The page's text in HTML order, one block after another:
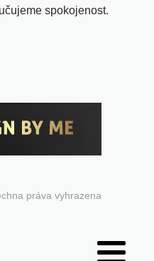
spokojenost.
práva vyhrazena